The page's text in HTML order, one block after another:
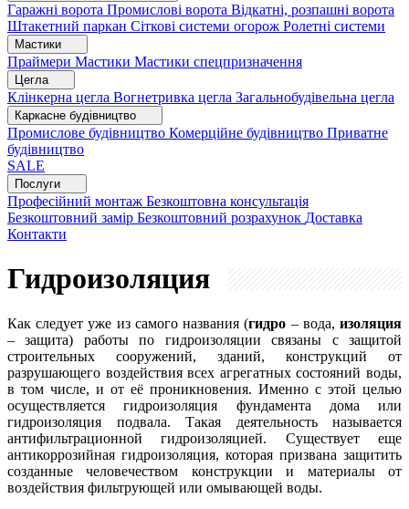
Гаражні ворота Промислові ворота Відкатні, розпашні ворота
Штакетний паркан Сіткові системи огорож Ролетні системи
Мастики
Праймери Мастики Мастики спецпризначення
Цегла
Клінкерна цегла Вогнетривка цегла Загальнобудівельна цегла
Каркасне будівництво
Промислове будівництво Комерційне будівництво Приватне
будівництво
SALE
Послуги
Професійний монтаж Безкоштовна консультація
Безкоштовний замір Безкоштовний розрахунок Доставка
Контакти
Гидроизоляция
Как следует уже из самого названия (гидро – вода,изоляция
– защита) работы по гидроизоляции связаны с защитой
строительных сооружений, зданий, конструкций от
разрушающего воздействия всех агрегатных состояний воды,
в том числе, и от её проникновения. Именно с этой целью
осуществляется гидроизоляция фундамента дома или
гидроизоляция подвала. Такая деятельность называется
антифильтрационной гидроизоляцией. Существует еще
антикоррозийная гидроизоляция, которая призвана защитить
созданные человечеством конструкции и материалы от
воздействия фильтрующей или омывающей воды.